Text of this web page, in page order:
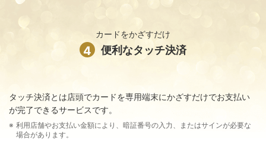
カードをかざすだけ
4 便利なタッチ決済
タッチ決済とは店頭でカードを専用端末にかざすだけでお支払い
が完了できるサービスです。
利用店舗やお支払い金額により、暗証番号の入力、またはサインが必要な
場合があります。